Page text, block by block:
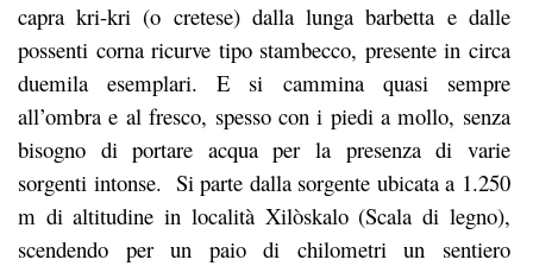
capra kri-kri (o cretese) dalla lunga barbetta e dalle
possenti corna ricurve tipo stambecco, presente in circa
duemila esemplari. E si cammina quasi sempre
all’ombra e al fresco, spesso con i piedi a mollo, senza
bisogno di portare acqua per la presenza di varie
sorgenti intonse. Si parte dalla sorgente ubicata a 1.250
m di altitudine in località Xilòskalo (Scala di legno),
scendendo per un paio di chilometri un sentiero